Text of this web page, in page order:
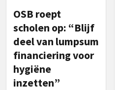
OSB roept
scholen op: “Blijf
deel van lumpsum
financiering voor
hygiëne
inzetten”